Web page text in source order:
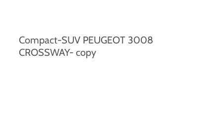
Compact-SUV PEUGEOT 3008
CROSSWAY- copy